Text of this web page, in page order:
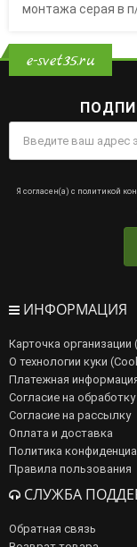
монтажа серая в
e-svet35.ru
Я согласен(а) с политикой
ИНФОРМАЦИЯ
Карточка
О технологии куки
Платежная
Согласие на
Согласие на рассылку
Оплата и доставка
Политика
Правила пользования
СЛУЖБА
Обратная связь